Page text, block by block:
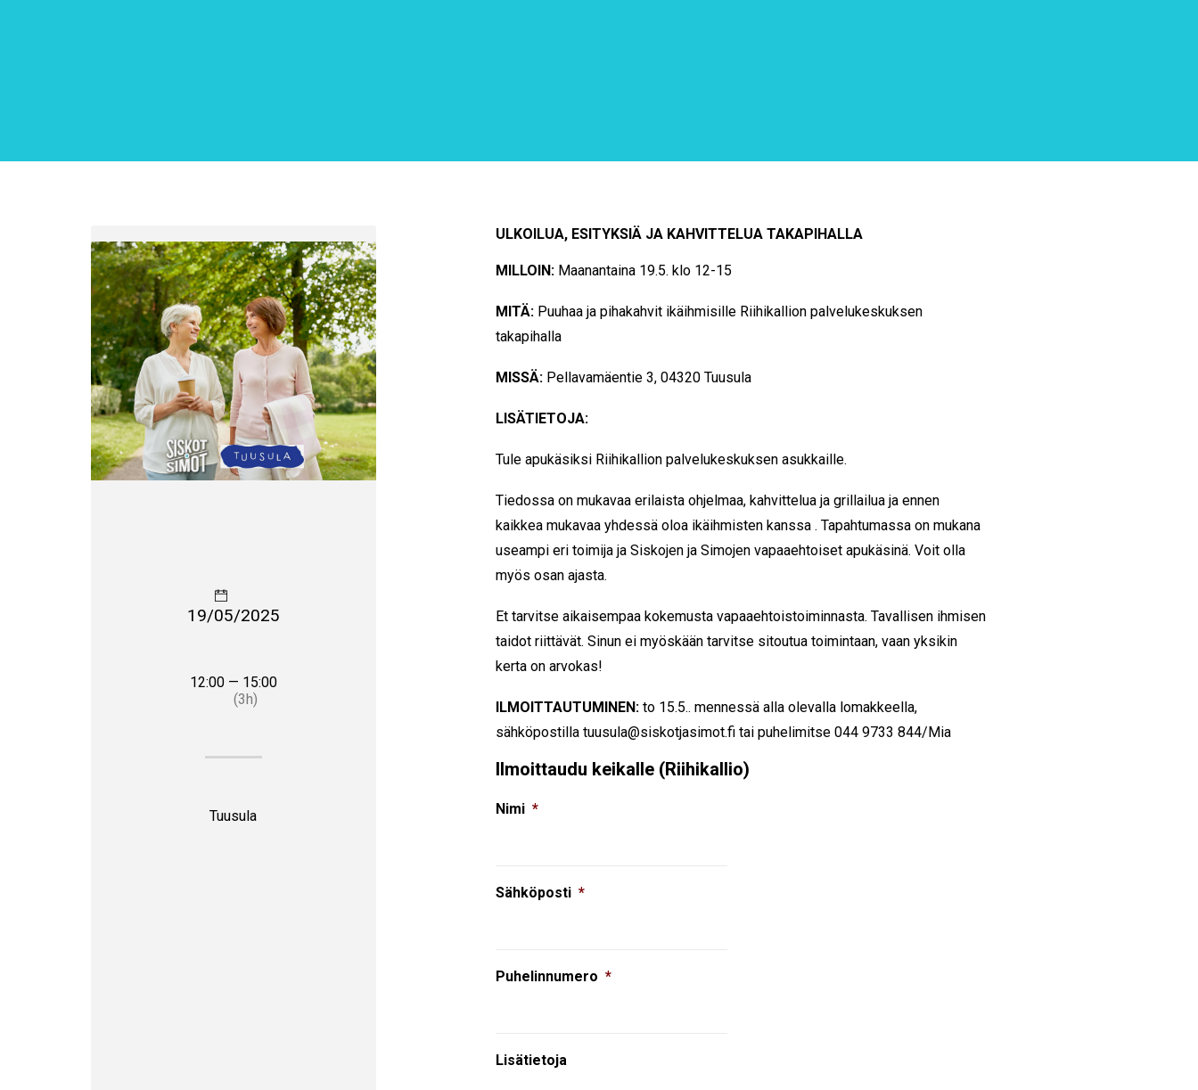
ULKOILUA, ESITYKSIÄ JA KAHVITTELUA TAKAPIHALLA
MILLOIN: Maanantaina 19.5. klo 12-15
MITÄ: Puuhaa ja pihakahvit ikäihmisille Riihikallion palvelukeskuksen
takapihalla
MISSÄ: Pellavamäentie 3, 04320 Tuusula
LISÄTIETOJA:
Tule apukäsiksi Riihikallion palvelukeskuksen asukkaille.
Tiedossa on mukavaa erilaista ohjelmaa, kahvittelua ja grillailua ja ennen
kaikkea mukavaa yhdessä oloa ikäihmisten kanssa . Tapahtumassa on mukana
useampi eri toimija ja Siskojen ja Simojen vapaaehtoiset apukäsinä. Voit olla
myös osan ajasta.
Et tarvitse aikaisempaa kokemusta vapaaehtoistoiminnasta. Tavallisen ihmisen
taidot riittävät. Sinun ei myöskään tarvitse sitoutua toimintaan, vaan yksikin
kerta on arvokas!
ILMOITTAUTUMINEN: to 15.5.. mennessä alla olevalla lomakkeella,
sähköpostilla tuusula@siskotjasimot.fi tai puhelimitse 044 9733 844/Mia
Ilmoittaudu keikalle (Riihikallio)
Nimi *
Sähköposti *
Puhelinnumero *
Lisätietoja
19/05/2025
12:00 — 15:00
(3h)
Tuusula